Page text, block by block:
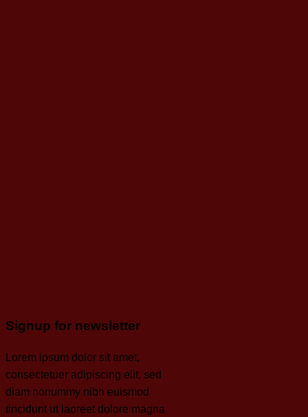
Signup for newsletter
Lorem ipsum dolor sit amet,
consectetuer adipiscing elit, sed
diam nonummy nibh euismod
tincidunt ut laoreet dolore magna